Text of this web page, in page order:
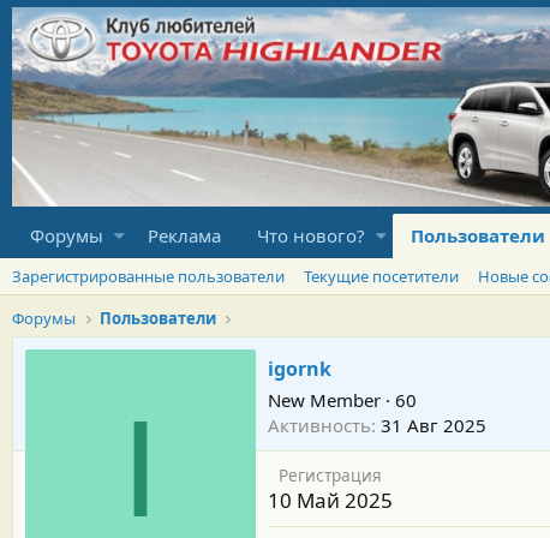
Форумы Реклама Что нового? Пользователи
Зарегистрированные пользователи Текущие посетители Новые
Форумы
Пользователи
I
igornk
New Member · 60
Активность 31 Авг 2025
Регистрация
10 Май 2025